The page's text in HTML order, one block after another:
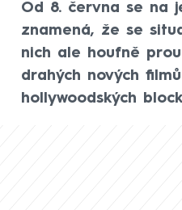
Od 8. června se na
znamená, že se
nich ale houfně
drahých nových
hollywoodských